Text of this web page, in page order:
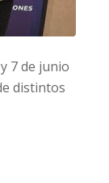
7 de junio
distintos